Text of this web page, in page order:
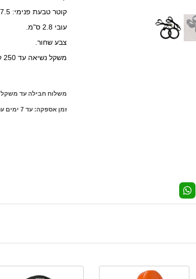
קוטר טבעת פנימי: 17.5 ס"מ.
עובי 2.8 ס"מ.
צבע שחור.
משקל נשיאה עד 250 ק"ג.
משלוח חבילה עד משקל 25 ק"ג:
זמן אספקה: עד 7 ימים עסקים